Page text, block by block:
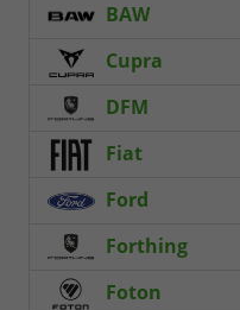
BAW
Cupra
DFM
Fiat
Ford
Forthing
Foton